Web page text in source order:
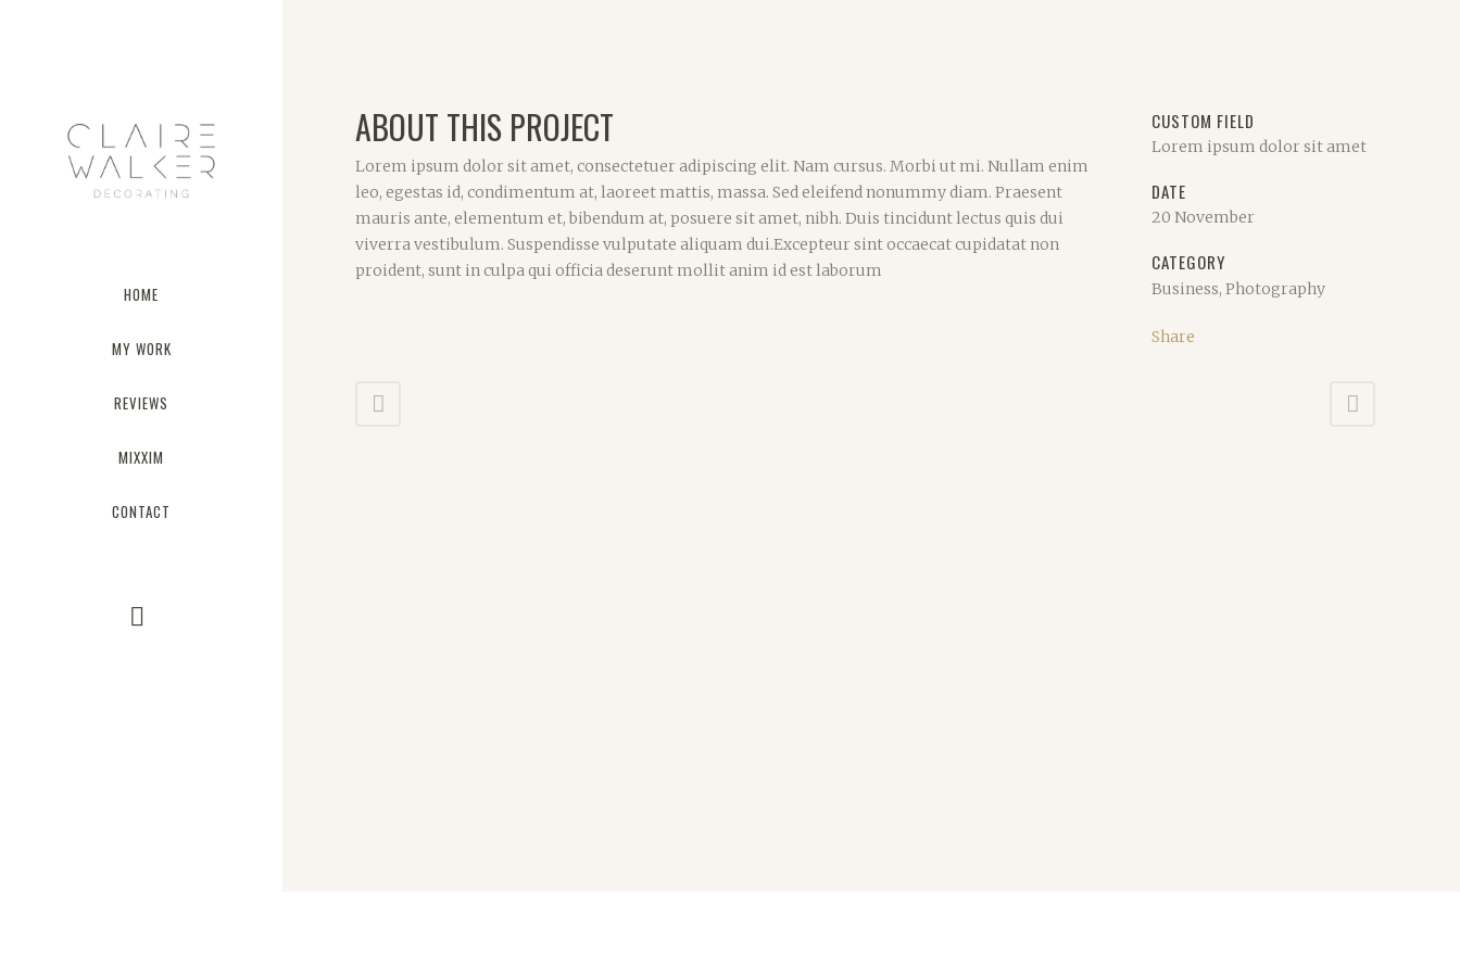
HOME
MY WORK
REVIEWS
MIXXIM
CONTACT
ABOUT THIS PROJECT
Lorem ipsum dolor sit amet, consectetuer adipiscing elit. Nam cursus. Morbi ut mi. Nullam enim
leo, egestas id, condimentum at, laoreet mattis, massa. Sed eleifend nonummy diam. Praesent
mauris ante, elementum et, bibendum at, posuere sit amet, nibh. Duis tincidunt lectus quis dui
viverra vestibulum. Suspendisse vulputate aliquam dui.Excepteur sint occaecat cupidatat non
proident, sunt in culpa qui officia deserunt mollit anim id est laborum
CUSTOM FIELD
Lorem ipsum dolor sit amet
DATE
20 November
CATEGORY
Business, Photography
Share